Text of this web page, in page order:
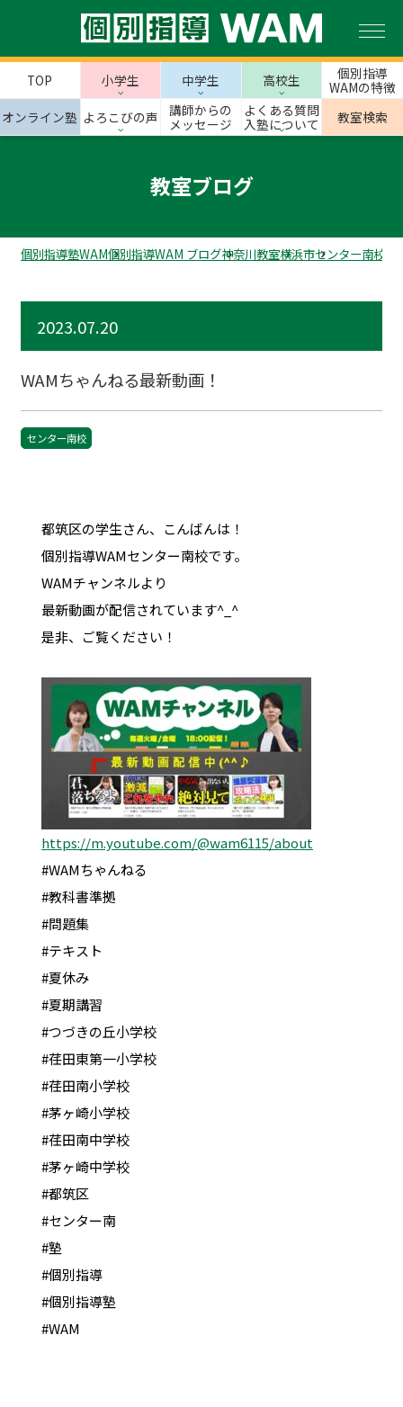
TOP 小学生 中学生 高校生
個別指導
WAMの特徴
オンライン塾 よろこびの声
講師からの
メッセージ
よくある質問
入塾について
教室検索
教室ブログ
個別指導塾WAM個別指導WAM ブログ神奈川教室横浜市センター南校の
2023.07.20
WAMちゃんねる最新動画！
センター南校
都筑区の学生さん、こんばんは！
個別指導WAMセンター南校です。
WAMチャンネルより
最新動画が配信されています^_^
是非、ご覧ください！
https://m.youtube.com/@wam6115/about
#WAMちゃんねる
#教科書準拠
#問題集
#テキスト
#夏休み
#夏期講習
#つづきの丘小学校
#荏田東第一小学校
#荏田南小学校
#茅ヶ崎小学校
#荏田南中学校
#茅ヶ崎中学校
#都筑区
#センター南
#塾
#個別指導
#個別指導塾
#WAM